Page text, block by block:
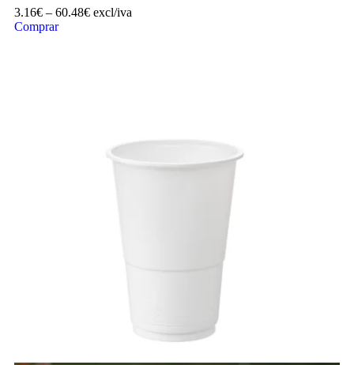
3.16€ – 60.48€ excl/iva
Comprar